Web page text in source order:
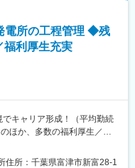
試験・検証
実施
のアクチュエータのリアル
プ制御）の設計および実装
点でお客様からもありがた
電所の工程管理 ◆残
福利厚生充実
でキャリア形成！（平均勤続
ほか、多数の福利厚生／残
住所：千葉県富津市新富28-1